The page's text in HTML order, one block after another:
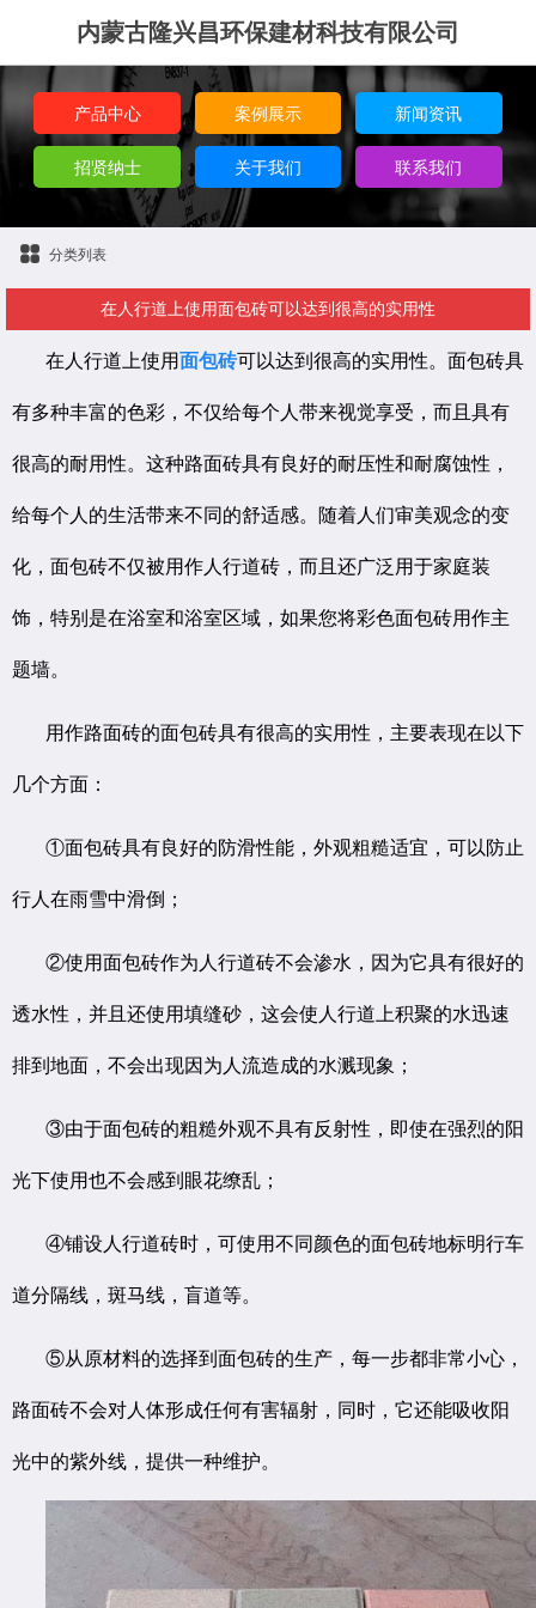
内蒙古隆兴昌环保建材科技有限公司
产品中心 案例展示 新闻资讯
招贤纳士 关于我们 联系我们
分类列表
在人行道上使用面包砖可以达到很高的实用性
在人行道上使用面包砖可以达到很高的实用性。面包砖具
有多种丰富的色彩，不仅给每个人带来视觉享受，而且具有
很高的耐用性。这种路面砖具有良好的耐压性和耐腐蚀性，
给每个人的生活带来不同的舒适感。随着人们审美观念的变
化，面包砖不仅被用作人行道砖，而且还广泛用于家庭装
饰，特别是在浴室和浴室区域，如果您将彩色面包砖用作主
题墙。
用作路面砖的面包砖具有很高的实用性，主要表现在以下
几个方面：
①面包砖具有良好的防滑性能，外观粗糙适宜，可以防止
行人在雨雪中滑倒；
②使用面包砖作为人行道砖不会渗水，因为它具有很好的
透水性，并且还使用填缝砂，这会使人行道上积聚的水迅速
排到地面，不会出现因为人流造成的水溅现象；
③由于面包砖的粗糙外观不具有反射性，即使在强烈的阳
光下使用也不会感到眼花缭乱；
④铺设人行道砖时，可使用不同颜色的面包砖地标明行车
道分隔线，斑马线，盲道等。
⑤从原材料的选择到面包砖的生产，每一步都非常小心，
路面砖不会对人体形成任何有害辐射，同时，它还能吸收阳
光中的紫外线，提供一种维护。